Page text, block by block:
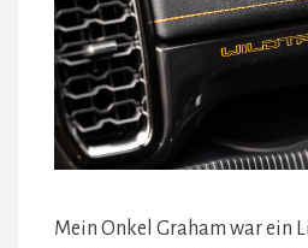
Mein Onkel Graham war ein